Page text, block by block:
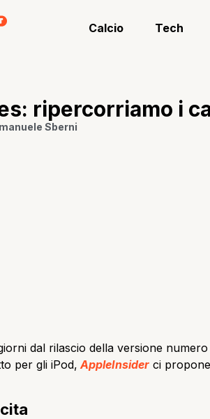
Calcio Tech
ripercorriamo i
Sberni
dal rilascio della versione
per gli iPod, AppleInsider ci